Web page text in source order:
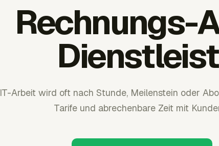
Rechnungs-
IT-Arbeit wird oft nach Stunde, Meilenstein oder
Tarife und abrechenbare Zeit mit